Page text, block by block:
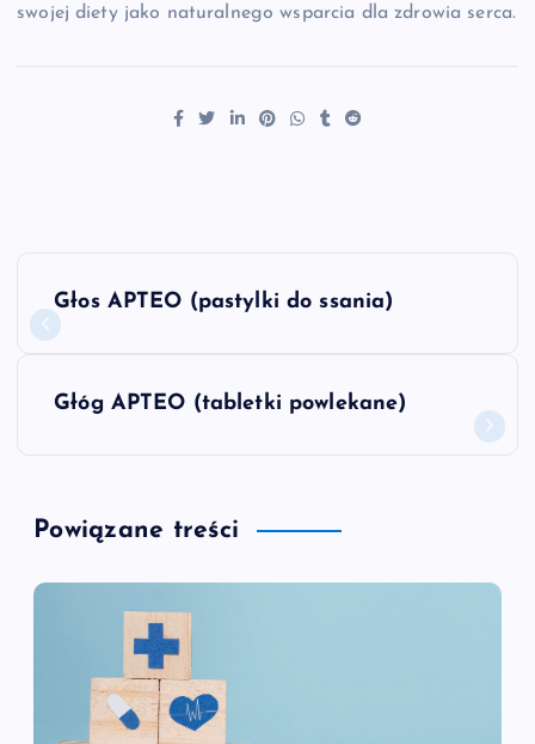
swojej diety jako naturalnego wsparcia dla zdrowia serca.
a
g
a
Głos APTEO (pastylki do ssania)
Głóg APTEO (tabletki powlekane)
Powiązane treści